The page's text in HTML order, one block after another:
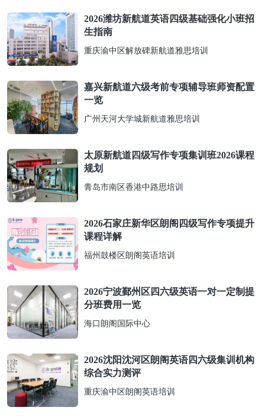
2026潍坊新航道英语四级基础强化小班招
生指南
重庆渝中区解放碑新航道雅思培训
嘉兴新航道六级考前专项辅导班师资配置
一览
广州天河大学城新航道雅思培训
太原新航道四级写作专项集训班2026课程
规划
青岛市南区香港中路思培训
2026石家庄新华区朗阁四级写作专项提升
课程详解
福州鼓楼区朗阁英语培训
2026宁波鄞州区四六级英语一对一定制提
分班费用一览
海口朗阁国际中心
2026沈阳沈河区朗阁英语四六级集训机构
综合实力测评
重庆渝中区朗阁英语培训